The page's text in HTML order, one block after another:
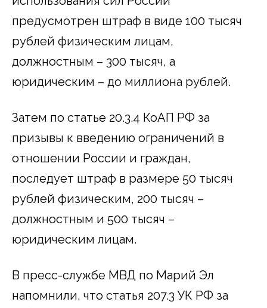
предусмотрен штраф в виде 100 тысяч
рублей физическим лицам,
должностным – 300 тысяч, а
юридическим – до миллиона рублей.
Затем по статье 20.3.4 КоАП РФ за
призывы к введению ограничений в
отношении России и граждан,
последует штраф в размере 50 тысяч
рублей физическим, 200 тысяч –
должностным и 500 тысяч –
юридическим лицам.
В пресс-службе МВД по Марий Эл
напомнили, что статья 207.3 УК РФ за